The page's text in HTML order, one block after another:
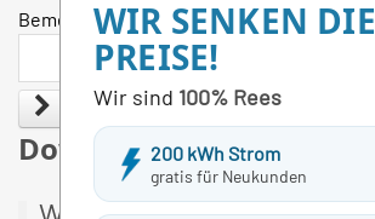
Bemerkungen
Prüfen
Downloads
WIR SENKEN DIE
PREISE!
Wir sind 100% Rees
200 kWh Strom
gratis für Neukunden